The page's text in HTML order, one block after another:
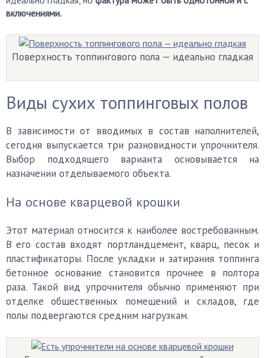
включениями.
Поверхность топпингового пола — идеально гладкая
Виды сухих топпинговых полов
В зависимости от вводимых в состав наполнителей,
сегодня выпускается три разновидности упрочнителя.
Выбор подходящего варианта основывается на
назначении отделываемого объекта.
На основе кварцевой крошки
Этот материал относится к наиболее востребованным.
В его состав входят портландцемент, кварц, песок и
пластификаторы. После укладки и затирания топпинга
бетонное основание становится прочнее в полтора
раза. Такой вид упрочнителя обычно применяют при
отделке общественных помещений и складов, где
полы подвергаются средним нагрузкам.